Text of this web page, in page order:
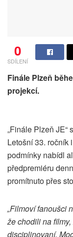
0
SDÍLENÍ
Finále Plzeň
projekcí.
„Finále Plzeň JE“
Letošní 33. ročník
podmínky nabídl
předpremiéru
promítnuto přes
„Filmoví fanoušci
že chodili na
disciplinovaní.